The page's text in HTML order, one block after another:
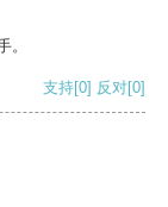
。
支持[0] 反对[0]